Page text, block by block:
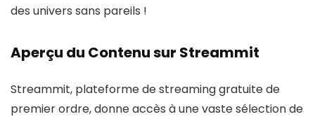
des univers sans pareils !
Aperçu du Contenu sur Streammit
Streammit, plateforme de streaming gratuite de
premier ordre, donne accès à une vaste sélection de